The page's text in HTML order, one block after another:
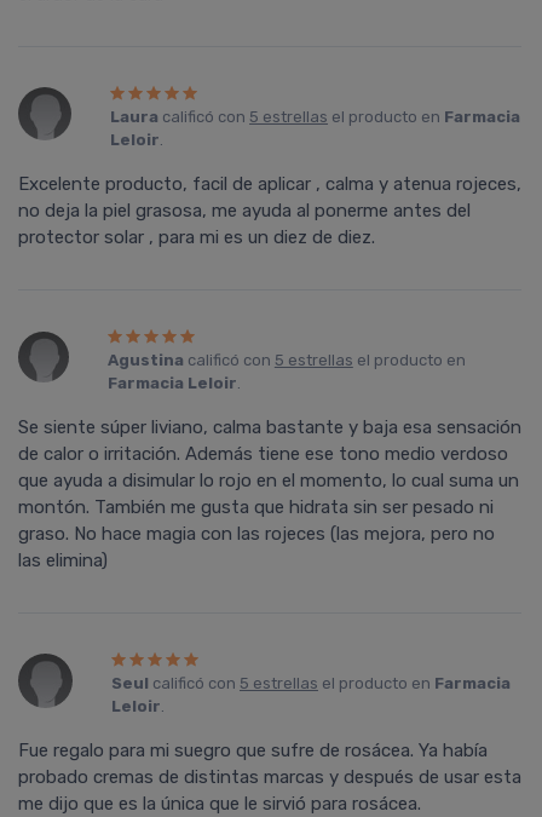
Laura calificó con 5 estrellas el producto en Farmacia
Leloir.
Excelente producto, facil de aplicar , calma y atenua rojeces,
no deja la piel grasosa, me ayuda al ponerme antes del
protector solar , para mi es un diez de diez.
Agustina calificó con 5 estrellas el producto en
Farmacia Leloir.
Se siente súper liviano, calma bastante y baja esa sensación
de calor o irritación. Además tiene ese tono medio verdoso
que ayuda a disimular lo rojo en el momento, lo cual suma un
montón. También me gusta que hidrata sin ser pesado ni
graso. No hace magia con las rojeces (las mejora, pero no
las elimina)
Seul calificó con 5 estrellas el producto en Farmacia
Leloir.
Fue regalo para mi suegro que sufre de rosácea. Ya había
probado cremas de distintas marcas y después de usar esta
me dijo que es la única que le sirvió para rosácea.